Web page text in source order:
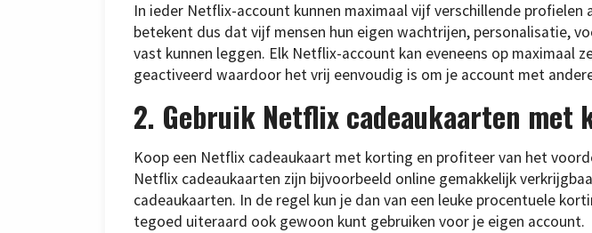
In ieder Netflix-account kunnen maximaal vijf verschillende profielen
betekent dus dat vijf mensen hun eigen wachtrijen, personalisatie,
vast kunnen leggen. Elk Netflix-account kan eveneens op maximaal
geactiveerd waardoor het vrij eenvoudig is om je account met
2. Gebruik Netflix cadeaukaarten met
Koop een Netflix cadeaukaart met korting en profiteer van het
Netflix cadeaukaarten zijn bijvoorbeeld online gemakkelijk
cadeaukaarten. In de regel kun je dan van een leuke procentuele
tegoed uiteraard ook gewoon kunt gebruiken voor je eigen account.